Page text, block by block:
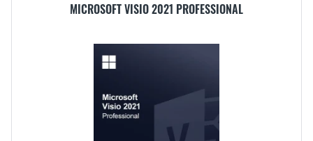
MICROSOFT VISIO 2021 PROFESSIONAL